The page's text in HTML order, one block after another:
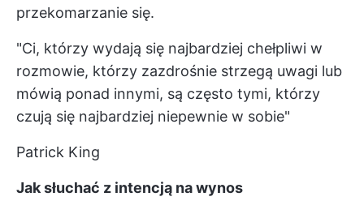
przekomarzanie się.
"Ci, którzy wydają się najbardziej chełpliwi w
rozmowie, którzy zazdrośnie strzegą uwagi lub
mówią ponad innymi, są często tymi, którzy
czują się najbardziej niepewnie w sobie"
Patrick King
Jak słuchać z intencją na wynos